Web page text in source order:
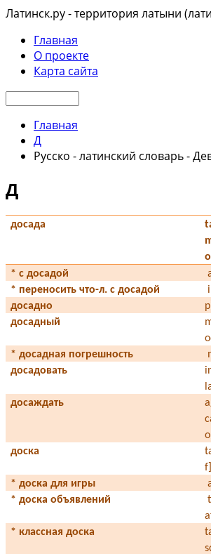
Латинск.ру - территория латыни
Главная
О проекте
Карта сайта
Главная
Д
Русско - латинский словарь -
Д
досада
* с досадой
* переносить что-л. с досадой
досадно
досадный
* досадная погрешность
досадовать
досаждать
доска
* доска для игры
* доска объявлений
* классная доска